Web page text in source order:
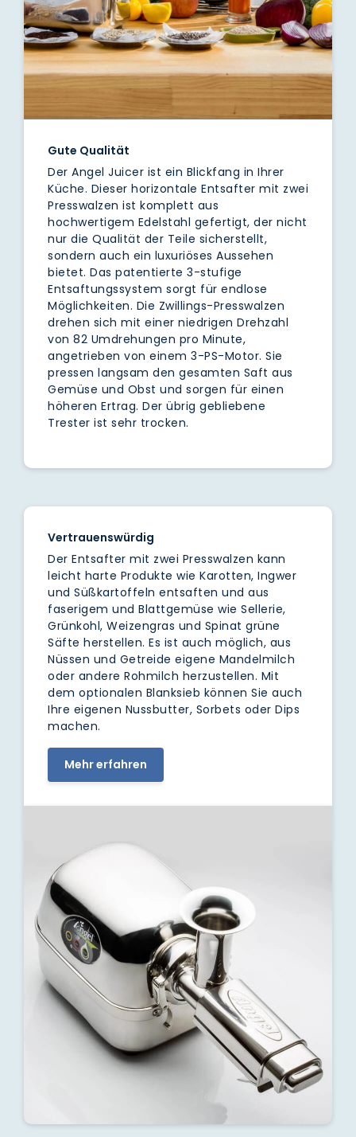
Gute Qualität
Der Angel Juicer ist ein Blickfang in Ihrer
Küche. Dieser horizontale Entsafter mit zwei
Presswalzen ist komplett aus
hochwertigem Edelstahl gefertigt, der nicht
nur die Qualität der Teile sicherstellt,
sondern auch ein luxuriöses Aussehen
bietet. Das patentierte 3-stufige
Entsaftungssystem sorgt für endlose
Möglichkeiten. Die Zwillings-Presswalzen
drehen sich mit einer niedrigen Drehzahl
von 82 Umdrehungen pro Minute,
angetrieben von einem 3-PS-Motor. Sie
pressen langsam den gesamten Saft aus
Gemüse und Obst und sorgen für einen
höheren Ertrag. Der übrig gebliebene
Trester ist sehr trocken.
Vertrauenswürdig
Der Entsafter mit zwei Presswalzen kann
leicht harte Produkte wie Karotten, Ingwer
und Süßkartoffeln entsaften und aus
faserigem und Blattgemüse wie Sellerie,
Grünkohl, Weizengras und Spinat grüne
Säfte herstellen. Es ist auch möglich, aus
Nüssen und Getreide eigene Mandelmilch
oder andere Rohmilch herzustellen. Mit
dem optionalen Blanksieb können Sie auch
Ihre eigenen Nussbutter, Sorbets oder Dips
machen.
Mehr erfahren